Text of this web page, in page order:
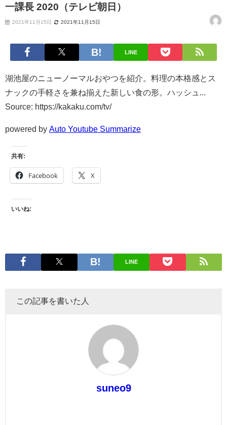
一課長 2020（テレビ朝日）
2021年11月15日 2021年11月15日
LINE
湖池屋のニューノーマルおやつを紹介。料理の本格感とス
ナックの手軽さを兼ね揃えた新しい食の形。ハッシュ...
Source: https://kakaku.com/tv/
powered by Auto Youtube Summarize
共有:
Facebook X
いいね:
LINE
この記事を書いた人
suneo9